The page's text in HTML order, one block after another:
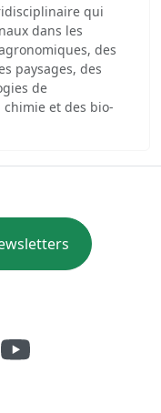
qui
dans les
des
paysages, des
de
chimie et des bio-